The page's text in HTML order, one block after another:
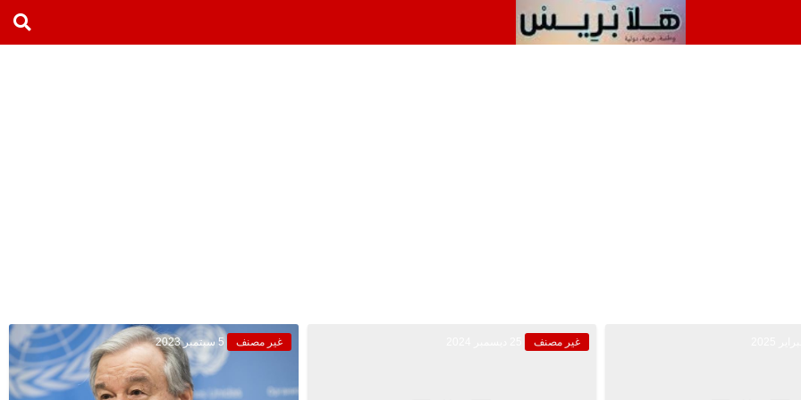
غير مصنف غير مصنف 5 سبتمبر 2023